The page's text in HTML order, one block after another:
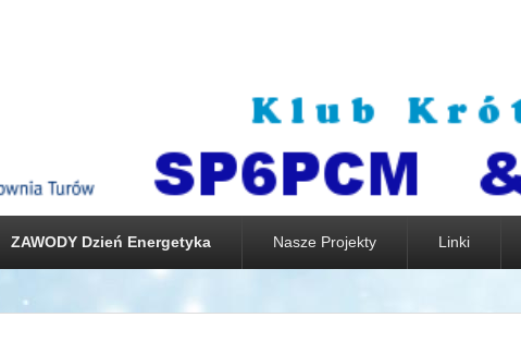
ZAWODY Dzień Energetyka Nasze Projekty Linki